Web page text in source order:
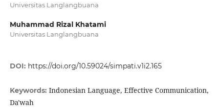
Universitas Langlangbuana
Muhammad Rizal Khatami
Universitas Langlangbuana
DOI: https://doi.org/10.59024/simpati.v1i2.165
Keywords: Indonesian Language, Effective Communication,
Da'wah